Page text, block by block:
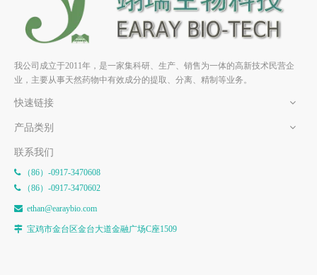
我公司成立于2011年，是一家集科研、生产、销售为一体的高新技术民营企
业，主要从事天然药物中有效成分的提取、分离、精制等业务。
快速链接
产品类别
联系我们
（86）-0917-3470608
（86）-0917-3470602
 ethan@earaybio.com
 宝鸡市金台区金台大道金融广场C座1509